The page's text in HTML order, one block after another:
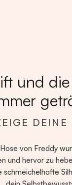
und
DEINE
von Freddy
und hervor zu
schmeichelhafte